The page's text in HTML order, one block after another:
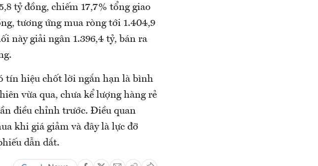
tỷ đồng, chiếm 17,7% tổng giao
tương ứng mua ròng tới 1.404,9
này giải ngân 1.396,4 tỷ, bán ra
tín hiệu chốt lời ngắn hạn là bình
vừa qua, chưa kể lượng hàng rẻ
điều chỉnh trước. Điều quan
khi giá giảm và đây là lực đỡ
dẫn dắt.